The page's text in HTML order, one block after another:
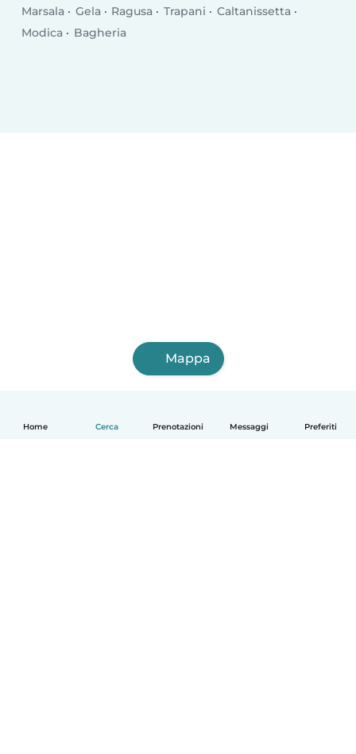
Home Cerca Prenotazioni Messaggi Preferiti
Marsala
Gela Ragusa Trapani
Caltanissetta
Modica
Bagheria
Mappa